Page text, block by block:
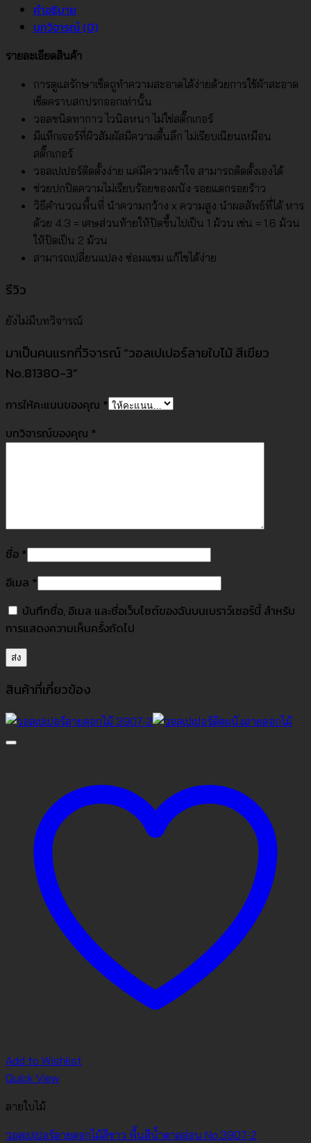
คำอธิบาย
บทวิจารณ์ (0)
รายละเอียดสินค้า
การดูแลรักษาเช็ดถูทำความสะอาดได้ง่ายด้วยการใช้ผ้าสะอาด
เช็ดคราบสกปรกออกเท่านั้น
วอลชนิดทากาว ไวนิลหนา ไม่ใช่สติ๊กเกอร์
มีแท็กเจอร์ที่ผิวสัมผัสมีความตื้นลึก ไม่เรียบเนียนเหมือน
สติ๊กเกอร์
วอลเปเปอร์ติดตั้งง่าย แค่มีความเข้าใจ สามารถติดตั้งเองได้
ช่วยปกปิดความไม่เรียบร้อยของผนัง รอยแตกรอยร้าว
วิธีคำนวณพื้นที่ นำความกว้าง x ความสูง นำผลลัพธ์ที่ได้ หาร
ด้วย 4.3 = เศษส่วนท้ายให้ปัดขึ้นไปเป็น 1 ม้วน เช่น = 1.6 ม้วน
ให้ปัดเป็น 2 ม้วน
สามารถเปลี่ยนแปลง ซ่อมแซม แก้ไขได้ง่าย
รีวิว
ยังไม่มีบทวิจารณ์
มาเป็นคนแรกที่วิจารณ์ “วอลเปเปอร์ลายใบไม้ สีเขียว
No.81380-3”
การให้คะแนนของคุณ *
บทวิจารณ์ของคุณ *
ชื่อ *
อีเมล *
บันทึกชื่อ, อีเมล และชื่อเว็บไซต์ของฉันบนเบราว์เซอร์นี้ สำหรับ
การแสดงความเห็นครั้งถัดไป
สินค้าที่เกี่ยวข้อง
Add to Wishlist
Quick View
ลายใบไม้
วอลเปเปอร์ลายดอกไม้สีขาว พื้นสีน้ำตาลอ่อน No.3907-2